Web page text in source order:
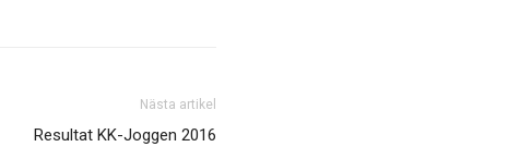
Nästa artikel
Resultat KK-Joggen 2016